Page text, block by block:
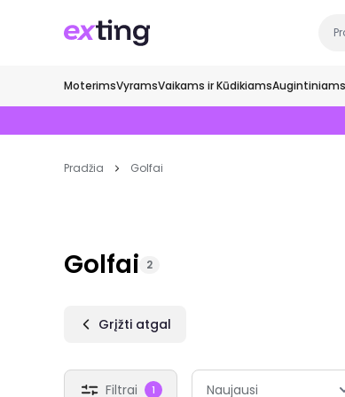
MoterimsVyramsVaikams ir KūdikiamsAugintiniams
Pradžia Golfai
Golfai 2
Grįžti atgal
Filtrai 1